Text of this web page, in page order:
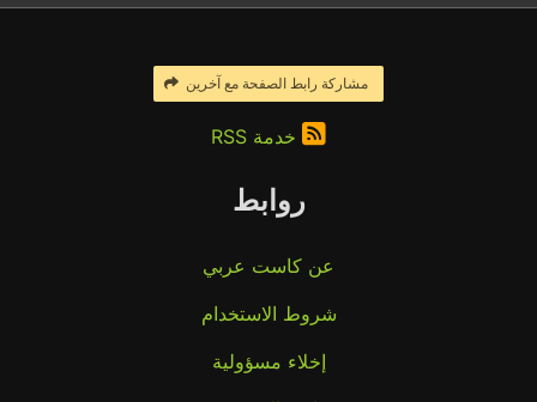
مشاركة رابط الصفحة مع آخرين
خدمة RSS
روابط
عن كاست عربي
شروط الاستخدام
إخلاء مسؤولية